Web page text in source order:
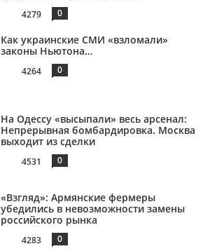
4279 0
Как украинские СМИ «взломали»
законы Ньютона…
4264 0
На Одессу «высыпали» весь арсенал:
Непрерывная бомбардировка. Москва
выходит из сделки
4531 0
«Взгляд»: Армянские фермеры
убедились в невозможности замены
российского рынка
4283 0